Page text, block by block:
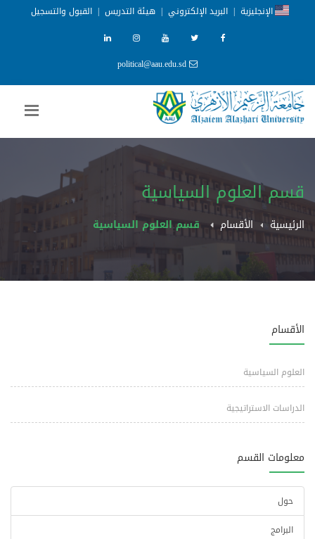
الإنجليزية | البريد الإلكتروني | هيئة التدريس | القبول والتسجيل
political@aau.edu.sd
قسم العلوم السياسية
الرئيسية الأقسام قسم العلوم السياسية
الأقسام
العلوم السياسية
الدراسات الاستراتيجية
معلومات القسم
حول
البرامج